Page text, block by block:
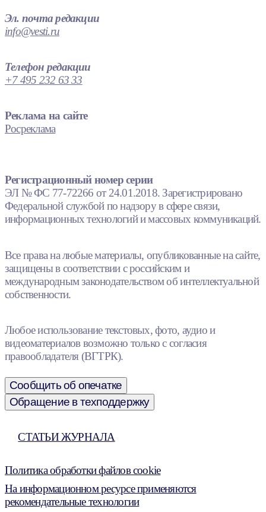
Эл. почта редакции
info@vesti.ru
Телефон редакции
+7 495 232 63 33
Реклама на сайте
Росреклама
Регистрационный номер серии
ЭЛ № ФС 77-72266 от 24.01.2018. Зарегистрировано
Федеральной службой по надзору в сфере связи,
информационных технологий и массовых коммуникаций.
Все права на любые материалы, опубликованные на сайте,
защищены в соответствии с российским и
международным законодательством об интеллектуальной
собственности.
Любое использование текстовых, фото, аудио и
видеоматериалов возможно только с согласия
правообладателя (ВГТРК).
Сообщить об опечатке
Обращение в техподдержку
СТАТЬИ ЖУРНАЛА
Политика обработки файлов cookie
На информационном ресурсе применяются
рекомендательные технологии